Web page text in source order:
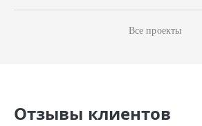
Все проекты
Отзывы клиентов